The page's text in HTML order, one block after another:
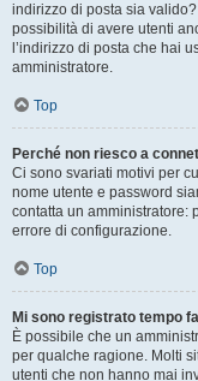
indirizzo di posta sia
possibilità di avere utenti
l’indirizzo di posta che hai
amministratore.
Top
Perché non riesco a
Ci sono svariati motivi per
nome utente e password
contatta un amministratore:
errore di configurazione.
Top
Mi sono registrato tempo
È possibile che un
per qualche ragione. Molti
utenti che non hanno mai